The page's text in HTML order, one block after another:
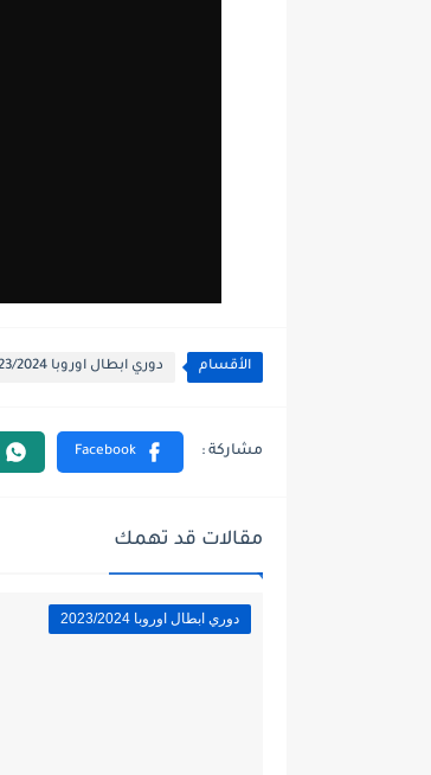
الأقسام دوري ابطال اوروبا 2023/2024
مقالات قد تهمك
دوري ابطال اوروبا 2023/2024